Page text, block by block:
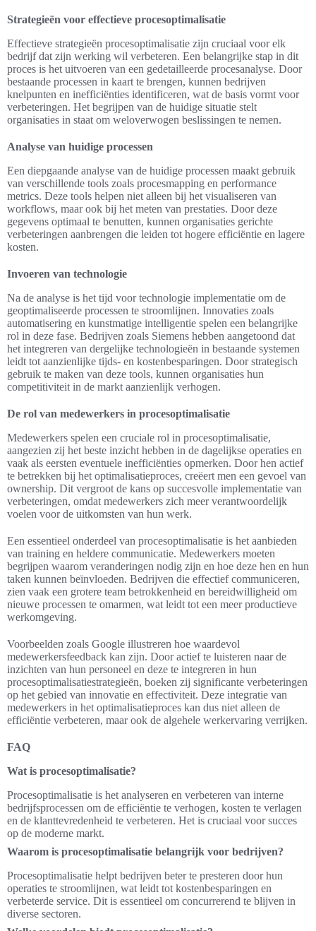
Strategieën voor effectieve procesoptimalisatie
Effectieve strategieën procesoptimalisatie zijn cruciaal voor elk
bedrijf dat zijn werking wil verbeteren. Een belangrijke stap in dit
proces is het uitvoeren van een gedetailleerde procesanalyse. Door
bestaande processen in kaart te brengen, kunnen bedrijven
knelpunten en inefficiënties identificeren, wat de basis vormt voor
verbeteringen. Het begrijpen van de huidige situatie stelt
organisaties in staat om weloverwogen beslissingen te nemen.
Analyse van huidige processen
Een diepgaande analyse van de huidige processen maakt gebruik
van verschillende tools zoals procesmapping en performance
metrics. Deze tools helpen niet alleen bij het visualiseren van
workflows, maar ook bij het meten van prestaties. Door deze
gegevens optimaal te benutten, kunnen organisaties gerichte
verbeteringen aanbrengen die leiden tot hogere efficiëntie en lagere
kosten.
Invoeren van technologie
Na de analyse is het tijd voor technologie implementatie om de
geoptimaliseerde processen te stroomlijnen. Innovaties zoals
automatisering en kunstmatige intelligentie spelen een belangrijke
rol in deze fase. Bedrijven zoals Siemens hebben aangetoond dat
het integreren van dergelijke technologieën in bestaande systemen
leidt tot aanzienlijke tijds- en kostenbesparingen. Door strategisch
gebruik te maken van deze tools, kunnen organisaties hun
competitiviteit in de markt aanzienlijk verhogen.
De rol van medewerkers in procesoptimalisatie
Medewerkers spelen een cruciale rol in procesoptimalisatie,
aangezien zij het beste inzicht hebben in de dagelijkse operaties en
vaak als eersten eventuele inefficiënties opmerken. Door hen actief
te betrekken bij het optimalisatieproces, creëert men een gevoel van
ownership. Dit vergroot de kans op succesvolle implementatie van
verbeteringen, omdat medewerkers zich meer verantwoordelijk
voelen voor de uitkomsten van hun werk.
Een essentieel onderdeel van procesoptimalisatie is het aanbieden
van training en heldere communicatie. Medewerkers moeten
begrijpen waarom veranderingen nodig zijn en hoe deze hen en hun
taken kunnen beïnvloeden. Bedrijven die effectief communiceren,
zien vaak een grotere team betrokkenheid en bereidwilligheid om
nieuwe processen te omarmen, wat leidt tot een meer productieve
werkomgeving.
Voorbeelden zoals Google illustreren hoe waardevol
medewerkersfeedback kan zijn. Door actief te luisteren naar de
inzichten van hun personeel en deze te integreren in hun
procesoptimalisatiestrategieën, boeken zij significante verbeteringen
op het gebied van innovatie en effectiviteit. Deze integratie van
medewerkers in het optimalisatieproces kan dus niet alleen de
efficiëntie verbeteren, maar ook de algehele werkervaring verrijken.
FAQ
Wat is procesoptimalisatie?
Procesoptimalisatie is het analyseren en verbeteren van interne
bedrijfsprocessen om de efficiëntie te verhogen, kosten te verlagen
en de klanttevredenheid te verbeteren. Het is cruciaal voor succes
op de moderne markt.
Waarom is procesoptimalisatie belangrijk voor bedrijven?
Procesoptimalisatie helpt bedrijven beter te presteren door hun
operaties te stroomlijnen, wat leidt tot kostenbesparingen en
verbeterde service. Dit is essentieel om concurrerend te blijven in
diverse sectoren.